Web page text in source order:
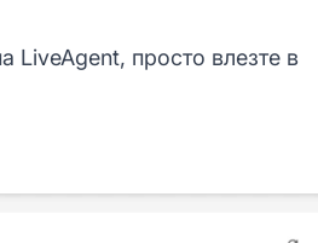
LiveAgent, просто влезте в